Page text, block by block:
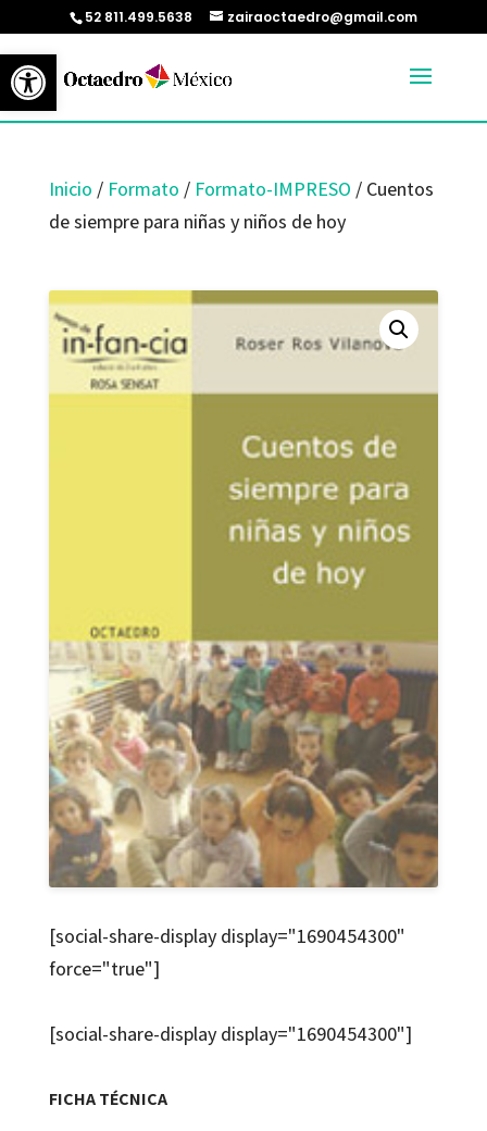
Abrir barra de herramientas
52 811.499.5638 zairaoctaedro@gmail.com
Inicio / Formato / Formato-IMPRESO / Cuentos
de siempre para niñas y niños de hoy
[social-share-display display="1690454300"
force="true"]
[social-share-display display="1690454300"]
FICHA TÉCNICA